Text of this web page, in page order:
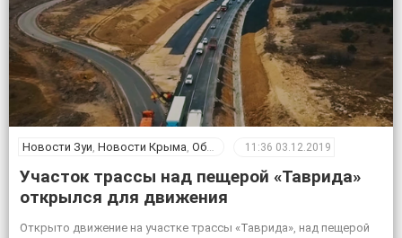
Новости Зуи, Новости Крыма, Общество 11:36 03.12.2019
Участок трассы над пещерой «Таврида»
открылся для движения
Открыто движение на участке трассы «Таврида», над пещерой